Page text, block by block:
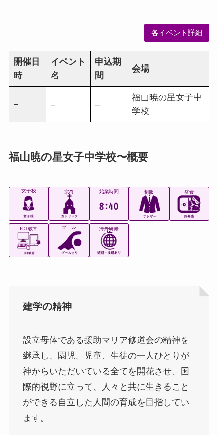
各イベント詳細
開催日
時
イベント
名
申込期
間
会場
– – –
福山暁の星女子中
学校
福山暁の星女子中学校〜概要
女子校 宗教 始業時間 制服 昼食
ICT教育 プール 海外研修
建学の精神
設立母体である援助マリア修道会の精神を
継承し、園児、児童、生徒の一人ひとりが
神からいただいている全てを開花させ、国
際的視野に立って、人々と共に生きること
ができる自立した人間の育成を目指してい
ます。